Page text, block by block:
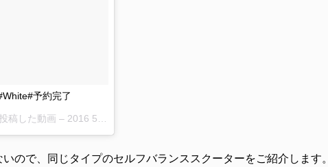
予約完了
稿した動画 – 2016 5月 17 8:17午前 PDT
ので、同じタイプのセルフバランススクーターをご紹介します。